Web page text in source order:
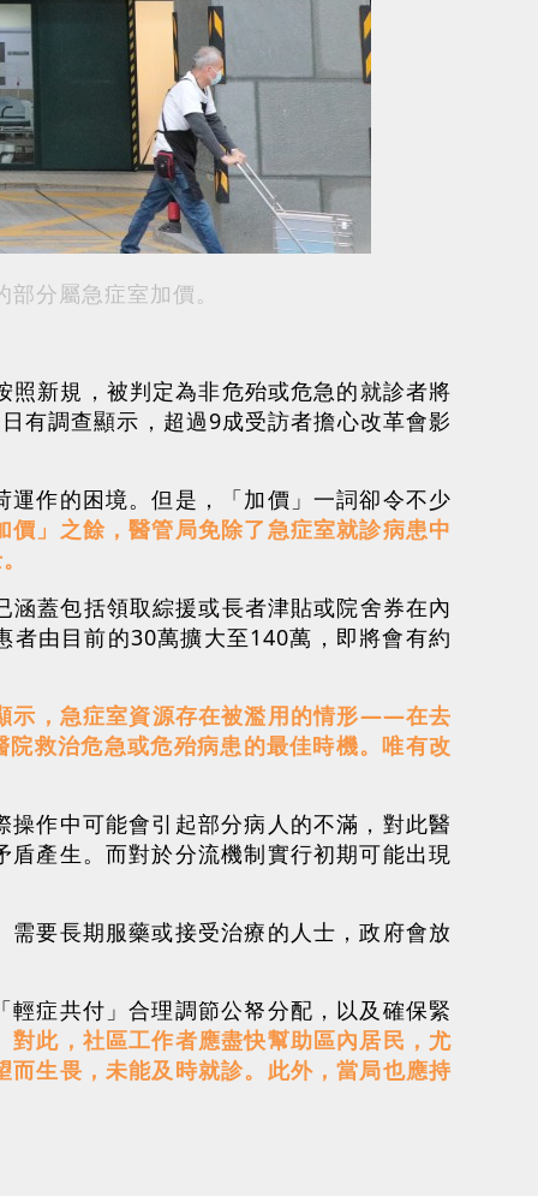
分屬急症室加價。
新規，被判定為非危殆或危急的就診者將
有調查顯示，超過9成受訪者擔心改革會影
作的困境。但是，「加價」一詞卻令不少
」之餘，醫管局免除了急症室就診病患中
蓋包括領取綜援或長者津貼或院舍券在內
由目前的30萬擴大至140萬，即將會有約
示，急症室資源存在被濫用的情形——在去
救治危急或危殆病患的最佳時機。唯有改
作中可能會引起部分病人的不滿，對此醫
產生。而對於分流機制實行初期可能出現
要長期服藥或接受治療的人士，政府會放
症共付」合理調節公帑分配，以及確保緊
對此，社區工作者應盡快幫助區內居民，尤
生畏，未能及時就診。此外，當局也應持